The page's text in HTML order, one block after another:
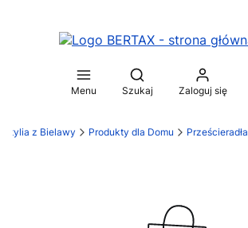
Menu
Otwórz wyszukiwarkę
Szukaj Zaloguj się
z Bielawy Produkty dla Domu Prześcieradła